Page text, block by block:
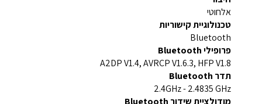
אלחוטי
טכנולוגיית קישוריות
Bluetooth
פרופילי Bluetooth
A2DP V1.4, AVRCP V1.6.3, HFP V1.8
תדר Bluetooth
2.4GHz - 2.4835 GHz